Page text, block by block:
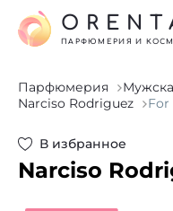
ПАРФЮМЕРИЯ И
Парфюмерия
Narciso Rodriguez
For
В избранное
Narciso